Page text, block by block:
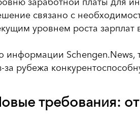
связано с
уровнем роста зарплат
информации Schengen.News,
за рубежа
требования: